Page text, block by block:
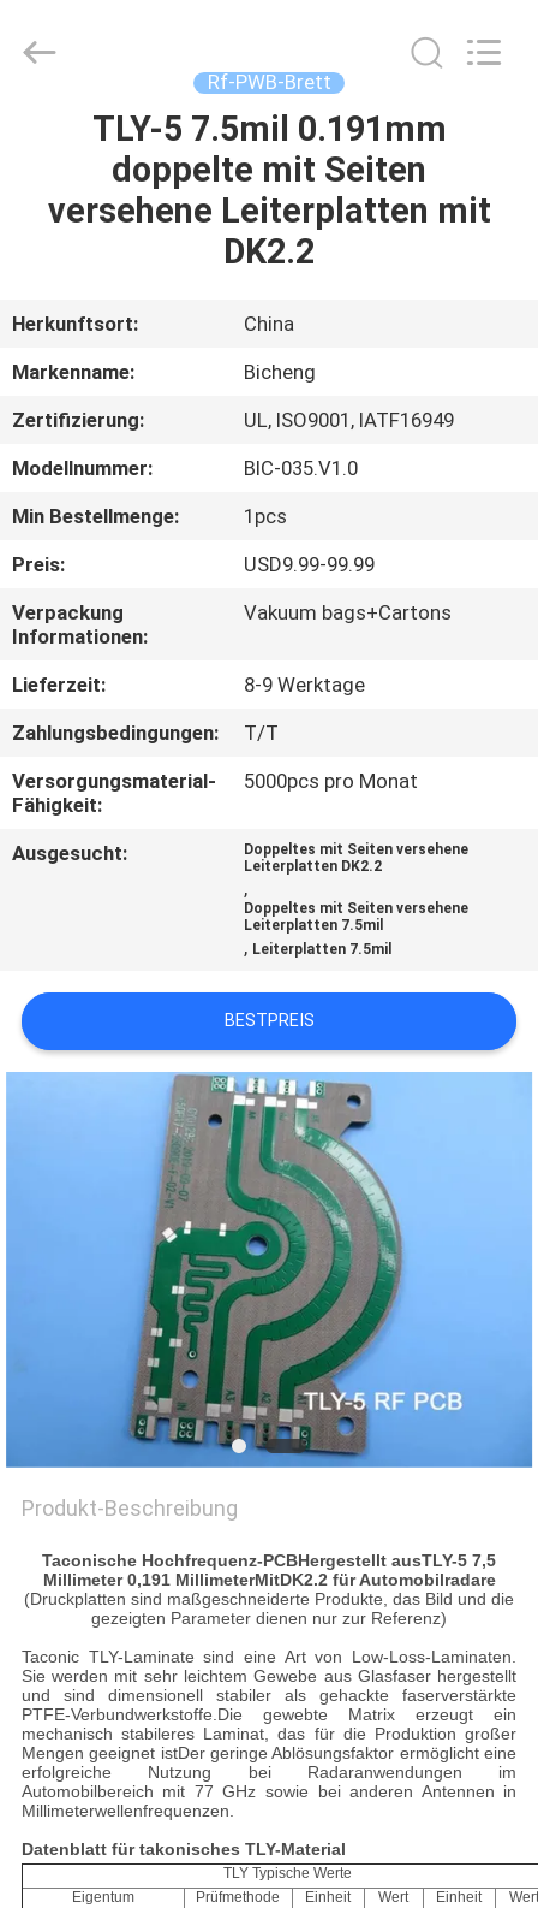
VIDEOS
UNS
WERKSBESICHTIGUNG
QUALITÄTSKONTROLLE
KONTAKT
UNS
NEUIGKEITEN
SITEMAP
DATENSCHUTZRICHTLINIE
Rf-PWB-Brett
TLY-5 7.5mil 0.191mm
doppelte mit Seiten
versehene Leiterplatten mit
DK2.2
Herkunftsort:
China
Markenname:
Bicheng
Zertifizierung:
UL, ISO9001, IATF16949
Modellnummer:
BIC-035.V1.0
Min Bestellmenge:
1pcs
Preis:
USD9.99-99.99
Verpackung
Informationen:
Vakuum bags+Cartons
Lieferzeit:
8-9 Werktage
Zahlungsbedingungen:
T/T
Versorgungsmaterial-
Fähigkeit:
5000pcs pro Monat
Ausgesucht:
Doppeltes mit Seiten versehene
Leiterplatten DK2.2
,
Doppeltes mit Seiten versehene
Leiterplatten 7.5mil
, Leiterplatten 7.5mil
BESTPREIS
Produkt-Beschreibung
Taconische Hochfrequenz-PCBHergestellt ausTLY-5 7,5
Millimeter 0,191 MillimeterMitDK2.2 für Automobilradare
(Druckplatten sind maßgeschneiderte Produkte, das Bild und die
gezeigten Parameter dienen nur zur Referenz)
Taconic TLY-Laminate sind eine Art von Low-Loss-Laminaten.
Sie werden mit sehr leichtem Gewebe aus Glasfaser hergestellt
und sind dimensionell stabiler als gehackte faserverstärkte
PTFE-Verbundwerkstoffe.Die gewebte Matrix erzeugt ein
mechanisch stabileres Laminat, das für die Produktion großer
Mengen geeignet istDer geringe Ablösungsfaktor ermöglicht eine
erfolgreiche Nutzung bei Radaranwendungen im
Automobilbereich mit 77 GHz sowie bei anderen Antennen in
Millimeterwellenfrequenzen.
Datenblatt für takonisches TLY-Material
TLY Typische Werte
Eigentum
Prüfmethode Einheit Wert Einheit